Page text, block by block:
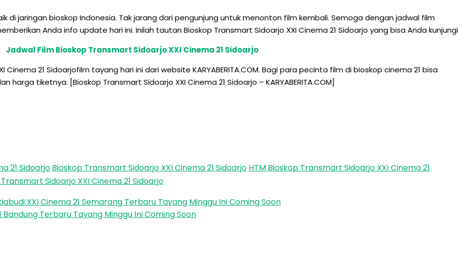
di jaringan bioskop Indonesia. Tak jarang dari pengunjung untuk menonton film kembali. Semoga dengan jadwal film
Anda info update hari ini. Inilah tautan Bioskop Transmart Sidoarjo XXI Cinema 21 Sidoarjo yang bisa Anda kunjungi
Jadwal Film Bioskop Transmart Sidoarjo XXI Cinema 21 Sidoarjo
21 Sidoarjofilm tayang hari ini dari website KARYABERITA.COM. Bagi para pecinta film di bioskop cinema 21 bisa
tiketnya. [Bioskop Transmart Sidoarjo XXI Cinema 21 Sidoarjo – KARYABERITA.COM]
21 Sidoarjo Bioskop Transmart Sidoarjo XXI Cinema 21 Sidoarjo HTM Bioskop Transmart Sidoarjo XXI Cinema 21
Sidoarjo XXI Cinema 21 Sidoarjo
XXI Cinema 21 Semarang Terbaru Tayang Minggu Ini Coming Soon
Bandung Terbaru Tayang Minggu Ini Coming Soon